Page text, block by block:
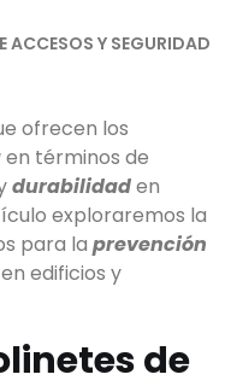
ACCESOS Y SEGURIDAD
ofrecen los
en términos de
durabilidaden
exploraremos la
para la prevención
edificios y
de